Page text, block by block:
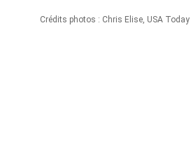
Crédits photos : Chris Elise, USA